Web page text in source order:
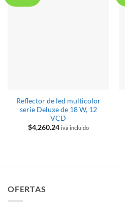
Reflector de led multicolor
serie Deluxe de 18 W, 12
VCD
$4,260.24 iva incluido
OFERTAS